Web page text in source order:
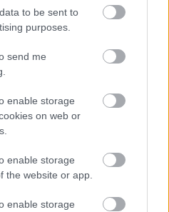
to be sent to
purposes.
send me
enable storage
on web or
enable storage
the website or app.
enable storage
Látta az…